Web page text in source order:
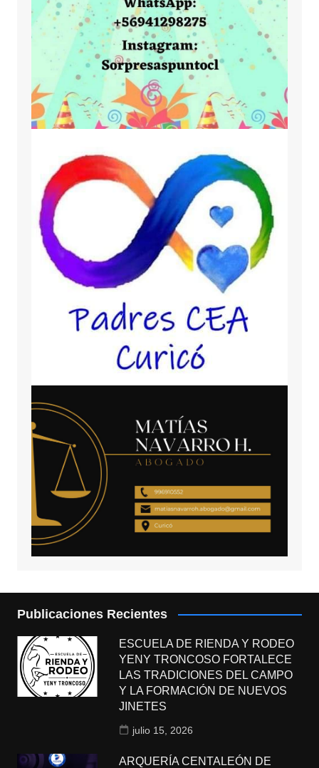
Publicaciones Recientes
ESCUELA DE RIENDA Y RODEO
YENY TRONCOSO FORTALECE
LAS TRADICIONES DEL CAMPO
Y LA FORMACIÓN DE NUEVOS
JINETES
julio 15, 2026
ARQUERÍA CENTALEÓN DE